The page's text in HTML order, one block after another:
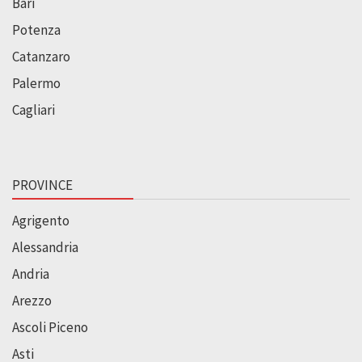
Potenza
Catanzaro
Palermo
Cagliari
PROVINCE
Agrigento
Alessandria
Andria
Arezzo
Ascoli Piceno
Asti